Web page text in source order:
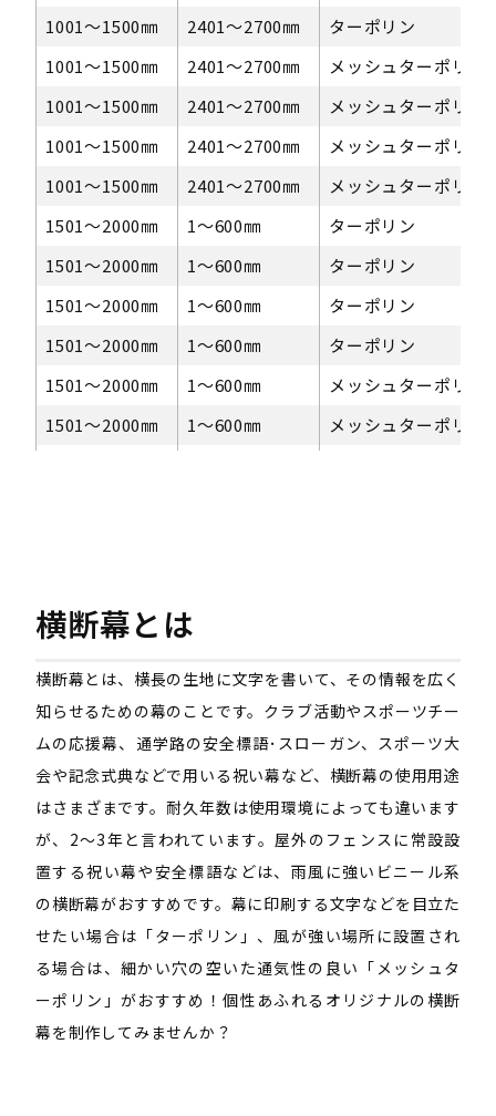
1001〜1500㎜ 2401～2700㎜
ターポリン
1001〜1500㎜
2401～2700㎜
メッシュターポリン
1001〜1500㎜
2401～2700㎜
メッシュターポリン
1001〜1500㎜
2401～2700㎜
メッシュターポリン
1001〜1500㎜
2401～2700㎜
メッシュターポリン
1501〜2000㎜
1〜600㎜
ターポリン
1501〜2000㎜
1〜600㎜
ターポリン
1501〜2000㎜
1〜600㎜
ターポリン
1501〜2000㎜
1〜600㎜
ターポリン
1501〜2000㎜
1〜600㎜
メッシュターポリン
1501〜2000㎜
1〜600㎜
メッシュターポリン
1501〜2000㎜
601〜900㎜
1501〜2000㎜
601〜900㎜
メッシュターポリン
1501〜2000㎜
601〜900㎜
メッシュターポリン
1501〜2000㎜
601〜900㎜
メッシュターポリン
1501〜2000㎜
601〜900㎜
メッシュターポリン
1501〜2000㎜
901～1200㎜
ターポリン
1501〜2000㎜
901～1200㎜
ターポリン
1501〜2000㎜
901～1200㎜
ターポリン
1501〜2000㎜
901～1200㎜
ターポリン
1501〜2000㎜
901～1200㎜
横断幕とは
横断幕とは、横長の生地に文字を書いて、その情報を広く
知らせるための幕のことです。クラブ活動やスポーツチー
ムの応援幕、通学路の安全標語･スローガン、スポーツ大
会や記念式典などで用いる祝い幕など、横断幕の使用用途
はさまざまです。耐久年数は使用環境によっても違います
が、2～3年と言われています。屋外のフェンスに常設設
置する祝い幕や安全標語などは、雨風に強いビニール系
の横断幕がおすすめです。幕に印刷する文字などを目立た
せたい場合は「ターポリン」、風が強い場所に設置され
る場合は、細かい穴の空いた通気性の良い「メッシュタ
ーポリン」がおすすめ！個性あふれるオリジナルの横断
幕を制作してみませんか？